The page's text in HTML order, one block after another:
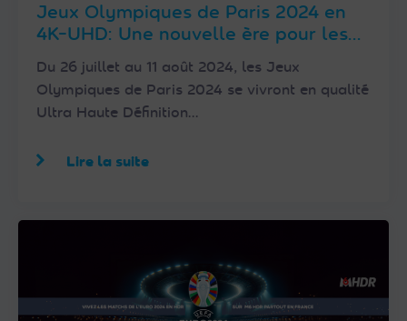
Jeux Olympiques de Paris 2024 en
4K-UHD: Une nouvelle ère pour les
retransmissions sportives
Du 26 juillet au 11 août 2024, les Jeux
Olympiques de Paris 2024 se vivront en qualité
Ultra Haute Définition…
Lire la suite